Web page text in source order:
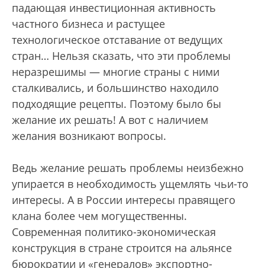
падающая инвестиционная активность
частного бизнеса и растущее
технологическое отставание от ведущих
стран… Нельзя сказать, что эти проблемы
неразрешимы — многие страны с ними
сталкивались, и большинство находило
подходящие рецепты. Поэтому было бы
желание их решать! А вот с наличием
желания возникают вопросы.
Ведь желание решать проблемы неизбежно
упирается в необходимость ущемлять чьи-то
интересы. А в России интересы правящего
клана более чем могущественны.
Современная политико-экономическая
конструкция в стране строится на альянсе
бюрократии и «генералов» экспортно-